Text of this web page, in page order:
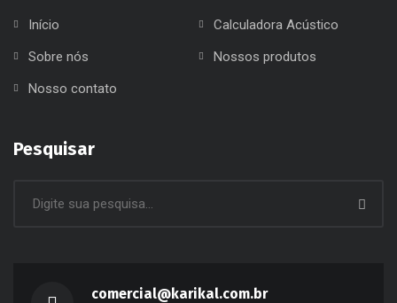
Início
Calculadora Acústico
Sobre nós
Nossos produtos
Nosso contato
Pesquisar
comercial@karikal.com.br